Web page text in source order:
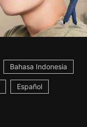
Bahasa Indonesia
Español